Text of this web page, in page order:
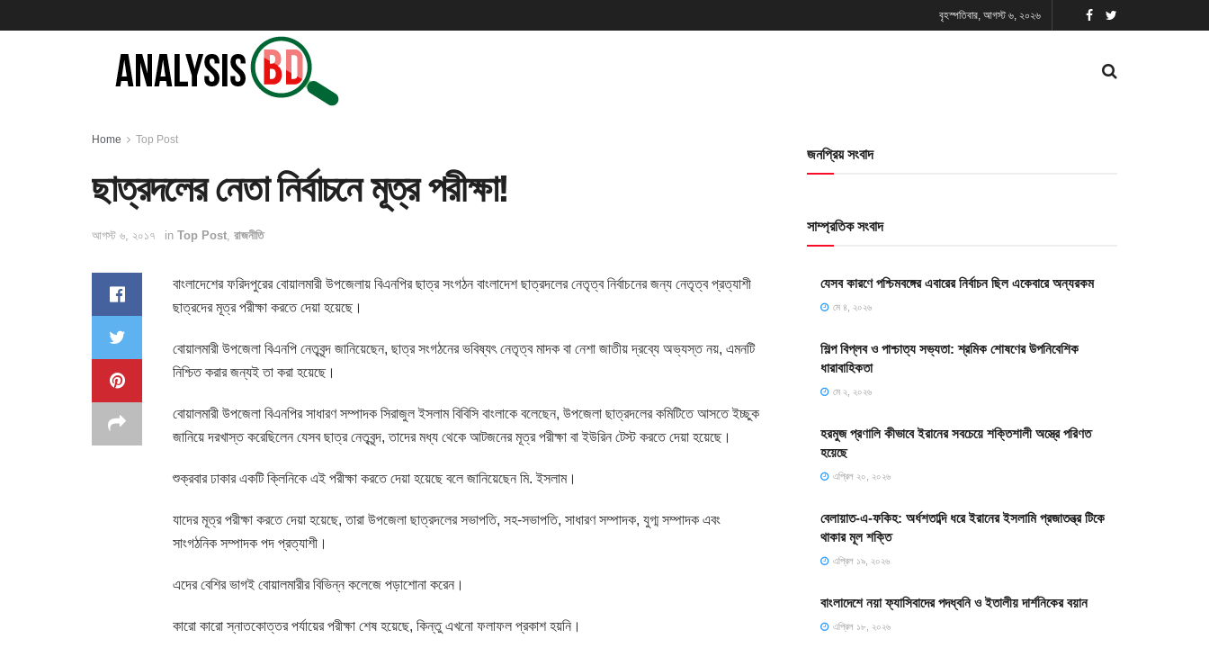
বৃহস্পতিবার, আগস্ট ৬, ২০২৬
Home Top Post
ছাত্রদলের নেতা নির্বাচনে মূত্র পরীক্ষা!
আগস্ট ৬, ২০১৭ in Top Post রাজনীতি
বাংলাদেশের ফরিদপুরের বোয়ালমারী উপজেলায় বিএনপির ছাত্র সংগঠন বাংলাদেশ ছাত্রদলের নেতৃত্ব নির্বাচনের জন্য নেতৃত্ব প্রত্যাশী
ছাত্রদের মূত্র পরীক্ষা করতে দেয়া হয়েছে।
বোয়ালমারী উপজেলা বিএনপি নেতৃবৃন্দ জানিয়েছেন, ছাত্র সংগঠনের ভবিষ্যৎ নেতৃত্ব মাদক বা নেশা জাতীয় দ্রব্যে অভ্যস্ত নয়, এমনটি
নিশ্চিত করার জন্যই তা করা হয়েছে।
বোয়ালমারী উপজেলা বিএনপির সাধারণ সম্পাদক সিরাজুল ইসলাম বিবিসি বাংলাকে বলেছেন, উপজেলা ছাত্রদলের কমিটিতে আসতে ইচ্ছুক
জানিয়ে দরখাস্ত করেছিলেন যেসব ছাত্র নেতৃবৃন্দ, তাদের মধ্য থেকে আটজনের মূত্র পরীক্ষা বা ইউরিন টেস্ট করতে দেয়া হয়েছে।
শুক্রবার ঢাকার একটি ক্লিনিকে এই পরীক্ষা করতে দেয়া হয়েছে বলে জানিয়েছেন মি. ইসলাম।
যাদের মূত্র পরীক্ষা করতে দেয়া হয়েছে, তারা উপজেলা ছাত্রদলের সভাপতি, সহ-সভাপতি, সাধারণ সম্পাদক, যুগ্ম সম্পাদক এবং
সাংগঠনিক সম্পাদক পদ প্রত্যাশী।
এদের বেশির ভাগই বোয়ালমারীর বিভিন্ন কলেজে পড়াশোনা করেন।
কারো কারো স্নাতকোত্তর পর্যায়ের পরীক্ষা শেষ হয়েছে, কিন্তু এখনো ফলাফল প্রকাশ হয়নি।
জনপ্রিয় সংবাদ
সাম্প্রতিক সংবাদ
যেসব কারণে পশ্চিমবঙ্গের এবারের নির্বাচন ছিল একেবারে অন্যরকম
মে ৪, ২০২৬
শিল্প বিপ্লব ও পাশ্চাত্য সভ্যতা: শ্রমিক শোষণের উপনিবেশিক
ধারাবাহিকতা
মে ২, ২০২৬
হরমুজ প্রণালি কীভাবে ইরানের সবচেয়ে শক্তিশালী অস্ত্রে পরিণত
হয়েছে
এপ্রিল ২০, ২০২৬
বেলায়াত-এ-ফকিহ: অর্ধশতাব্দি ধরে ইরানের ইসলামি প্রজাতন্ত্র টিকে
থাকার মূল শক্তি
এপ্রিল ১৯, ২০২৬
বাংলাদেশে নয়া ফ্যাসিবাদের পদধ্বনি ও ইতালীয় দার্শনিকের বয়ান
এপ্রিল ১৮, ২০২৬